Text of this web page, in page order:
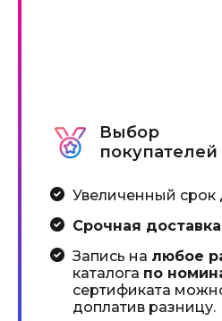
Выбор
покупателей
Увеличенный срок
Срочная доставка
Запись на любое
каталога по
сертификата
доплатив разницу.